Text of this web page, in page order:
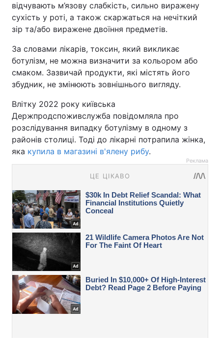
відчувають м’язову слабкість, сильно виражену
сухість у роті, а також скаржаться на нечіткий
зір та/або виражене двоїння предметів.
За словами лікарів, токсин, який викликає
ботулізм, не можна визначити за кольором або
смаком. Зазвичай продукти, які містять його
збудник, не змінюють зовнішнього вигляду.
Влітку 2022 року київська
Держпродспоживслужба повідомляла про
розслідування випадку ботулізму в одному з
районів столиці. Тоді до лікарні потрапила жінка,
яка купила в магазині в'ялену рибу.
Реклама